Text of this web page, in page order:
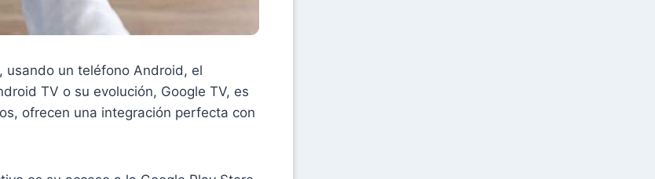
usando un teléfono Android, el
TV o su evolución, Google TV, es
ofrecen una integración perfecta con